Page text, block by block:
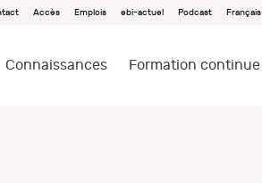
Accès Emplois ebi-actuel Podcast Français
Connaissances Formation continue